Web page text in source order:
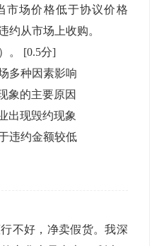
市场价格低于协议价格
约从市场上收购。
。 [0.5分]
多种因素影响
象的主要原因
出现毁约现象
违约金额较低
不好，净卖假货。我深